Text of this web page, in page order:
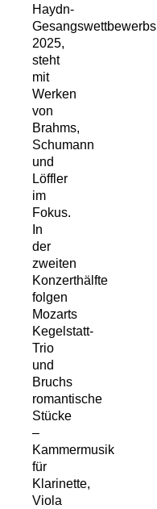
Haydn-
Gesangswettbewerbs
2025,
steht
mit
Werken
von
Brahms,
Schumann
und
Löffler
im
Fokus.
In
der
zweiten
Konzerthälfte
folgen
Mozarts
Kegelstatt-
Trio
und
Bruchs
romantische
Stücke
–
Kammermusik
für
Klarinette,
Viola